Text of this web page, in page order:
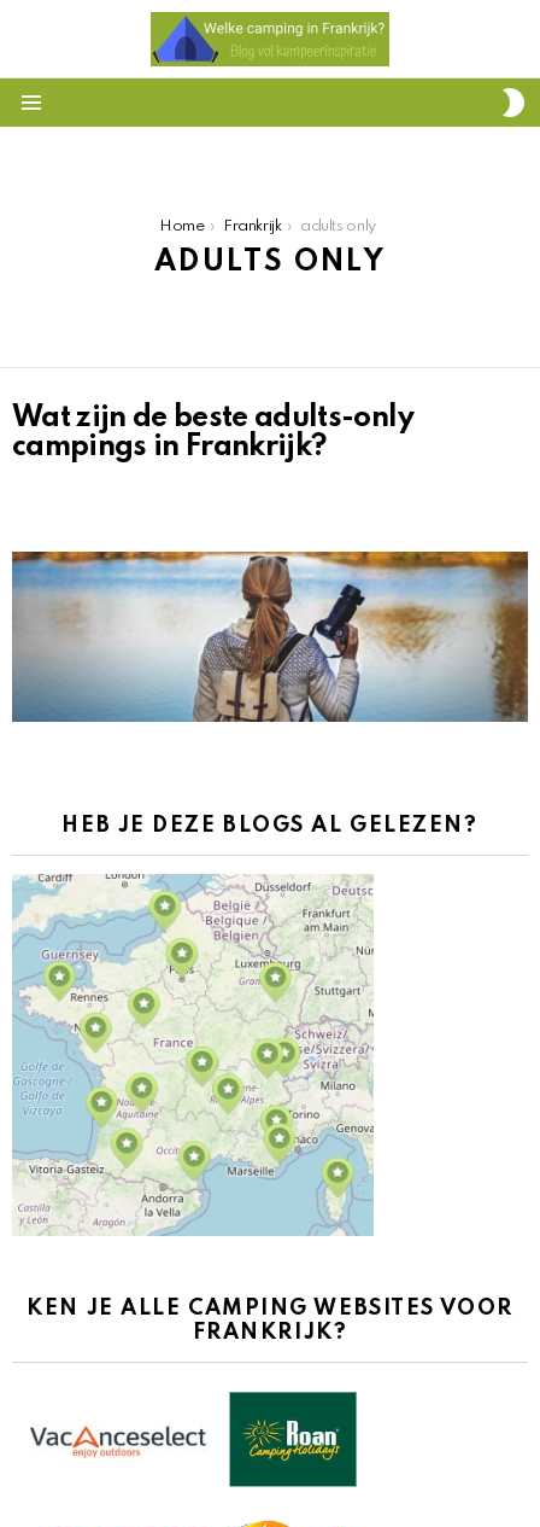
Home Frankrijk adults only
ADULTS ONLY
HET
OVERZICHT
Wat zijn de beste adults-only
campings in Frankrijk?
HEB JE DEZE BLOGS AL GELEZEN?
KEN JE ALLE CAMPING WEBSITES VOOR
FRANKRIJK?